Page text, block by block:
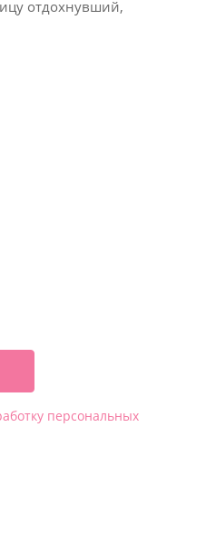
отдохнувший,
персональных